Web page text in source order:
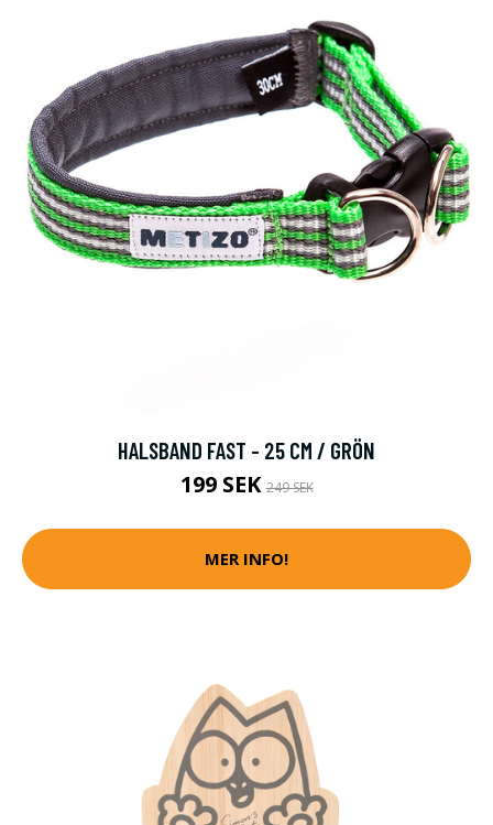
HALSBAND FAST - 25 CM / GRÖN
199 SEK249 SEK
MER INFO!